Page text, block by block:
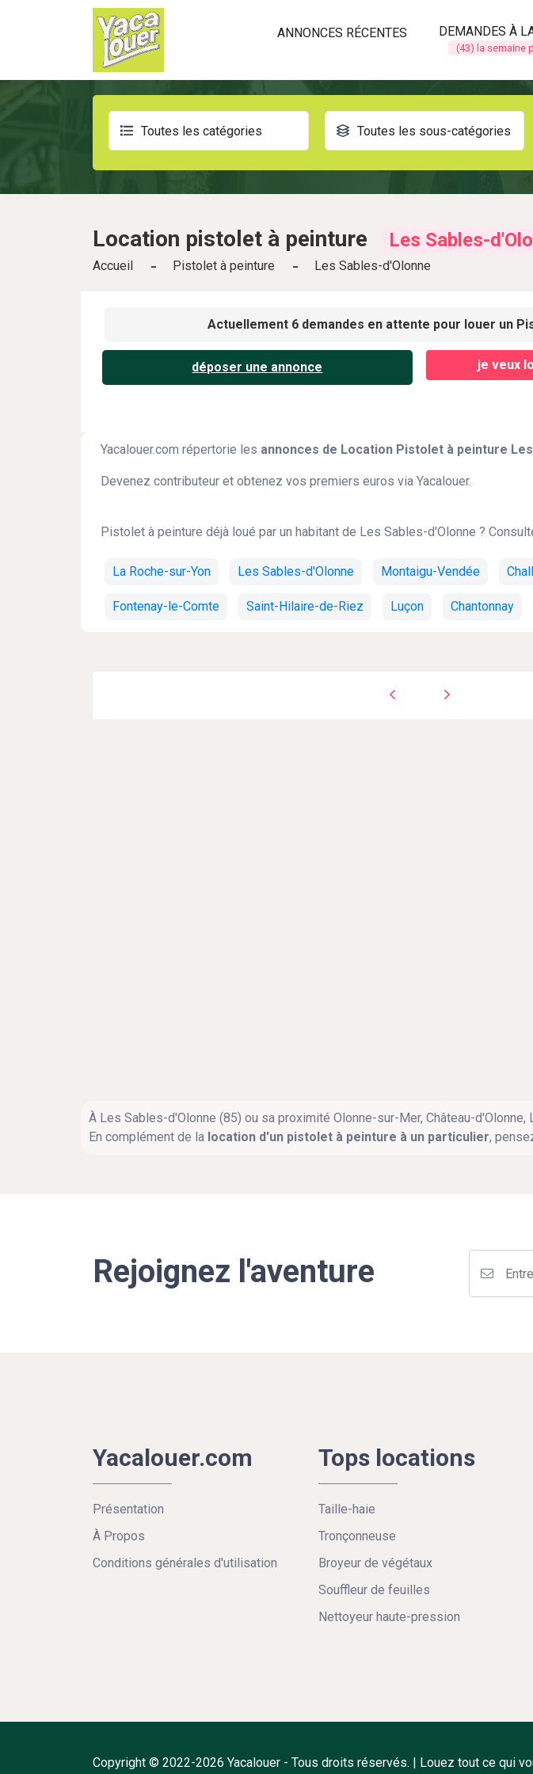
ANNONCES RÉCENTES DEMANDES À
(43) la semaine
Toutes les catégories Toutes les sous-catégories
Location pistolet à peinture Les Sables-
Accueil Pistolet à peinture Les Sables-d'Olonne
Actuellement 6 demandes en attente pour louer un
déposer une annonce je veux
Yacalouer.com répertorie les annonces de Location Pistolet à peinture
Devenez contributeur et obtenez vos premiers euros via Yacalouer.
Pistolet à peinture déjà loué par un habitant de Les Sables-d'Olonne ?
La Roche-sur-Yon Les Sables-d'Olonne Montaigu-Vendée
Fontenay-le-Comte Saint-Hilaire-de-Riez Luçon Chantonnay
À Les Sables-d'Olonne (85) ou sa proximité Olonne-sur-Mer, Château-
En complément de la location d'un pistolet à peinture à un particulier,
Rejoignez l'aventure
Yacalouer.com
Présentation
À Propos
Conditions générales d'utilisation
Tops locations
Taille-haie
Tronçonneuse
Broyeur de végétaux
Souffleur de feuilles
Nettoyeur haute-pression
Copyright © 2022-2026 Yacalouer - Tous droits réservés. | Louez tout ce qui